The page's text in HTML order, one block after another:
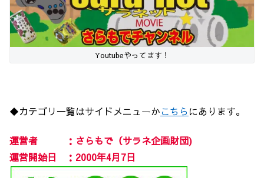
Youtubeやってます！
◆カテゴリ一覧はサイドメニューかこちら にあります。
運営者 ：さらもで（サラネ企画財団)
運営開始日 ：2000年4月7日